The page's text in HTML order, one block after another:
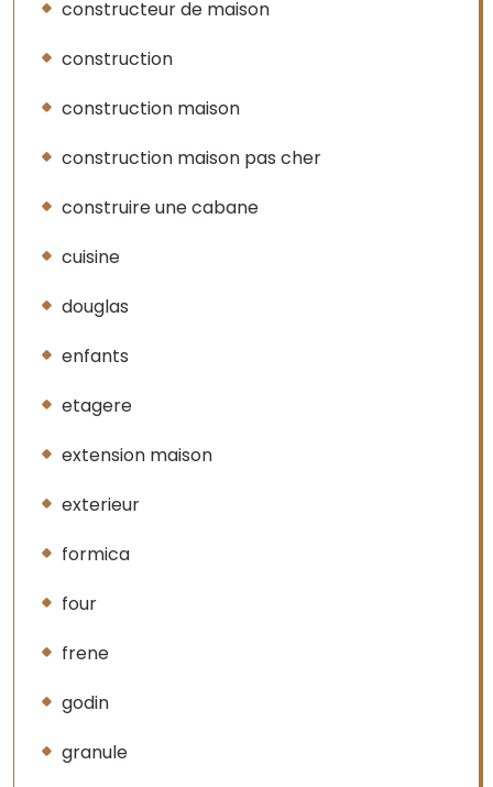
constructeur de maison
construction
construction maison
construction maison pas cher
construire une cabane
cuisine
douglas
enfants
etagere
extension maison
exterieur
formica
four
frene
godin
granule